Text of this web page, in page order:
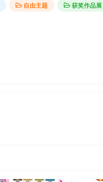
自由主题 获奖作品展